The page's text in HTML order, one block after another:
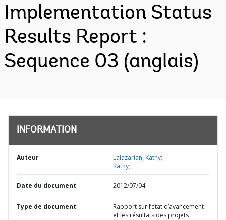
Implementation Status
Results Report :
Sequence 03 (anglais)
INFORMATION
Auteur
Lalazarian, Kathy;
Kathy;
Date du document 2012/07/04
Type de document
Rapport sur l’état d’avancement
et les résultats des projets